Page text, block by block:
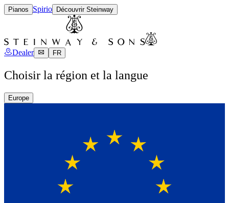
Pianos Spirio Découvrir Steinway
Dealer FR
Choisir la région et la langue
Europe